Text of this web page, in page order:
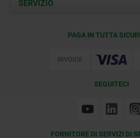
Contatti
SERVIZIO
PAGA IN TUTTA
SEGUITECI
FORNITORE DI SERVIZI DI